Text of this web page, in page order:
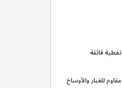
تغطية فائقة
مقاوم للغبار والأوساخ